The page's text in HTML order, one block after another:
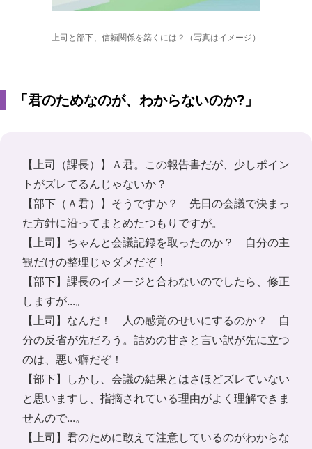
上司と部下、信頼関係を築くには？（写真はイメージ）
「君のためなのが、わからないのか?」
【上司（課長）】Ａ君。この報告書だが、少しポイン
トがズレてるんじゃないか？
【部下（Ａ君）】そうですか？ 先日の会議で決まっ
た方針に沿ってまとめたつもりですが。
【上司】ちゃんと会議記録を取ったのか？ 自分の主
観だけの整理じゃダメだぞ！
【部下】課長のイメージと合わないのでしたら、修正
しますが...。
【上司】なんだ！ 人の感覚のせいにするのか？ 自
分の反省が先だろう。詰めの甘さと言い訳が先に立つ
のは、悪い癖だぞ！
【部下】しかし、会議の結果とはさほどズレていない
と思いますし、指摘されている理由がよく理解できま
せんので...。
【上司】君のために敢えて注意しているのがわからな